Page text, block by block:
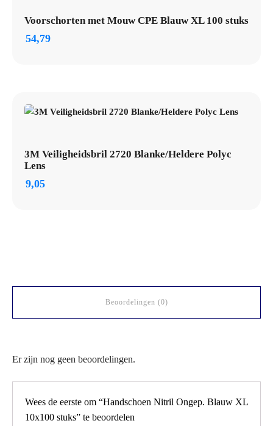
Voorschorten met Mouw CPE Blauw XL 100 stuks
54,79
3M Veiligheidsbril 2720 Blanke/Heldere Polyc
Lens
9,05
Beoordelingen (0)
Er zijn nog geen beoordelingen.
Wees de eerste om “Handschoen Nitril Ongep. Blauw XL
10x100 stuks” te beoordelen